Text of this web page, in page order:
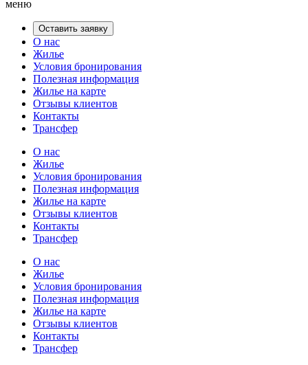
меню
Оставить заявку
О нас
Жилье
Условия бронирования
Полезная информация
Жилье на карте
Отзывы клиентов
Контакты
Трансфер
О нас
Жилье
Условия бронирования
Полезная информация
Жилье на карте
Отзывы клиентов
Контакты
Трансфер
О нас
Жилье
Условия бронирования
Полезная информация
Жилье на карте
Отзывы клиентов
Контакты
Трансфер